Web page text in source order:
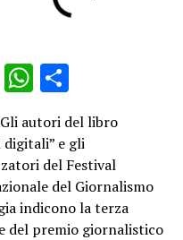
WhatsApp
Condividi
autori del libro
digitali” e gli
del Festival
del Giornalismo
indicono la terza
del premio giornalistico